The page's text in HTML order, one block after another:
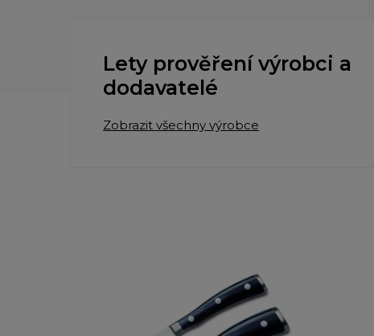
Lety prověření výrobci a
dodavatelé
Zobrazit všechny výrobce